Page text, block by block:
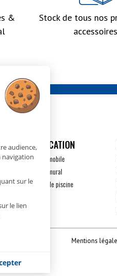
audience,
navigation
sur le
le lien
&
Stock de tous nos
accessoires
DÉSHUMIDIFICATION
Déshumidification mobile
Déshumidification mural
Déshumidification de piscine
Mentions